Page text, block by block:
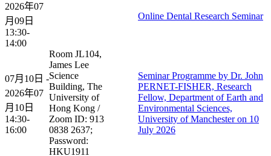
2026年07
月09日
13:30-
14:00
Online Dental Research Seminar
07月10日 -
2026年07
月10日
14:30-
16:00
Room JL104,
James Lee
Science
Building, The
University of
Hong Kong /
Zoom ID: 913
0838 2637;
Password:
HKU1911
Seminar Programme by Dr. John
PERNET-FISHER, Research
Fellow, Department of Earth and
Environmental Sciences,
University of Manchester on 10
July 2026